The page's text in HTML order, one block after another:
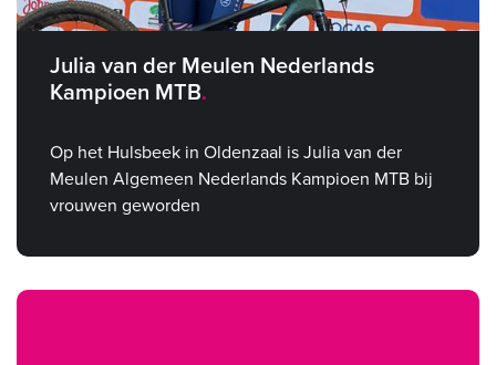
Julia van der Meulen Nederlands
Kampioen MTB
Op het Hulsbeek in Oldenzaal is Julia van der
Meulen Algemeen Nederlands Kampioen MTB bij
vrouwen geworden